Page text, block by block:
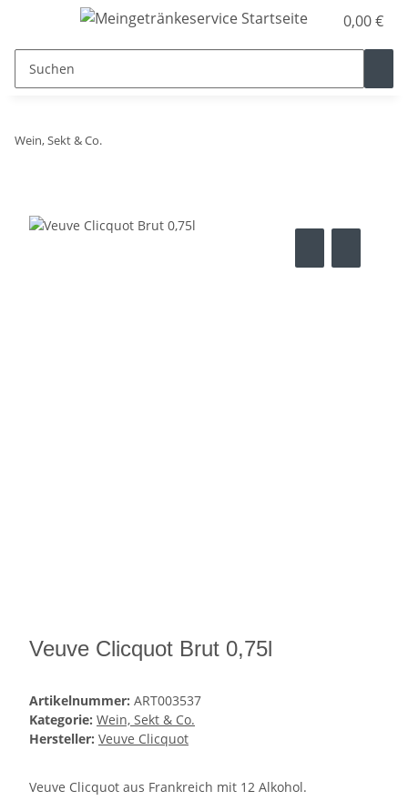
0,00 €
Wein, Sekt & Co.
Veuve Clicquot Brut 0,75l
Artikelnummer: ART003537
Kategorie: Wein, Sekt & Co.
Hersteller: Veuve Clicquot
Veuve Clicquot aus Frankreich mit 12 Alkohol.